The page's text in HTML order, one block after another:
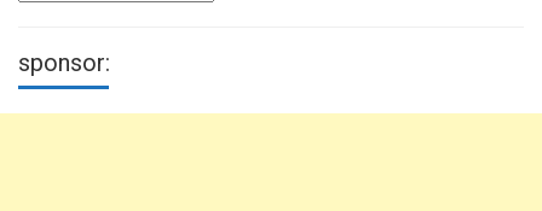
sponsor: